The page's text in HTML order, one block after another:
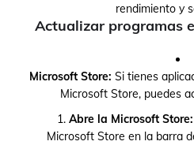
rendimiento y
Actualizar programas
Microsoft Store: Si tienes
Microsoft Store, puedes
Abre la Microsoft Store:
Microsoft Store en la barra